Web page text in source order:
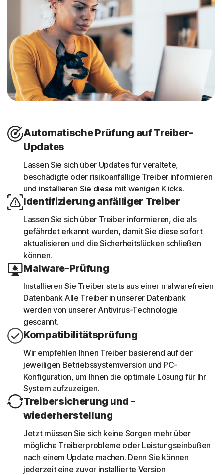
Automatische Prüfung auf Treiber-
Updates
Lassen Sie sich über Updates für veraltete,
beschädigte oder risikoanfällige Treiber informieren
und installieren Sie diese mit wenigen Klicks.
Identifizierung anfälliger Treiber
Lassen Sie sich über Treiber informieren, die als
gefährdet erkannt wurden, damit Sie diese sofort
aktualisieren und die Sicherheitslücken schließen
können.
Malware-Prüfung
Installieren Sie Treiber stets aus einer malwarefreien
Datenbank Alle Treiber in unserer Datenbank
werden von unserer Antivirus-Technologie
gescannt.
Kompatibilitätsprüfung
Wir empfehlen Ihnen Treiber basierend auf der
jeweiligen Betriebssystemversion und PC-
Konfiguration, um Ihnen die optimale Lösung für Ihr
System aufzuzeigen.
Treibersicherung und -
wiederherstellung
Jetzt müssen Sie sich keine Sorgen mehr über
mögliche Treiberprobleme oder Leistungseinbußen
nach einem Update machen. Denn Sie können
jederzeit eine zuvor installierte Version